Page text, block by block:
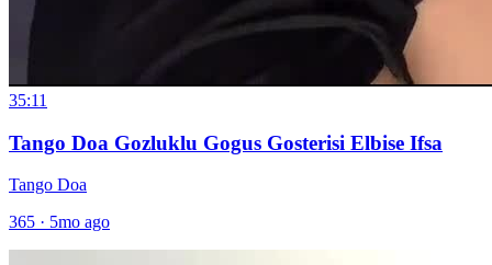
35:11
Tango Doa Gozluklu Gogus Gosterisi Elbise Ifsa
Tango Doa
365 · 5mo ago